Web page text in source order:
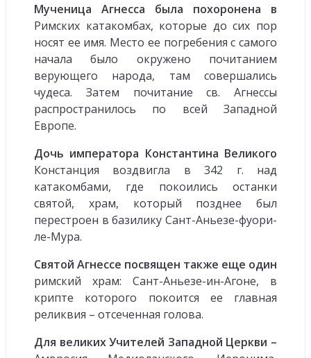
Мученица Агнесса была похоронена в
Римских катакомбах, которые до сих пор
носят ее имя. Место ее погребения с самого
начала было окружено почитанием
верующего народа, там совершались
чудеса. Затем почитание св. Агнессы
распространилось по всей Западной
Европе.
Дочь императора Константина Великого
Констанция воздвигла в 342 г. над
катакомбами, где покоились останки
святой, храм, который позднее был
перестроен в базилику Сант-Аньезе-фуори-
ле-Мура.
Святой Агнессе посвящен также еще один
римский храм: Сант-Аньезе-ин-Агоне, в
крипте которого покоится ее главная
реликвия – отсеченная голова.
Для великих Учителей Западной Церкви –